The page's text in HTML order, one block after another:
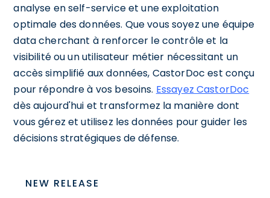
analyse en self-service et une exploitation
optimale des données. Que vous soyez une équipe
data cherchant à renforcer le contrôle et la
visibilité ou un utilisateur métier nécessitant un
accès simplifié aux données, CastorDoc est conçu
pour répondre à vos besoins. Essayez CastorDoc
dès aujourd'hui et transformez la manière dont
vous gérez et utilisez les données pour guider les
décisions stratégiques de défense.
NEW RELEASE